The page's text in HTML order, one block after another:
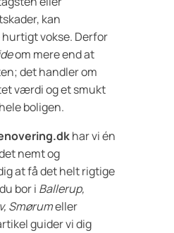
kan
vokse. Derfor
om mere end at
det handler om
værdi og et smukt
boligen.
har vi én
nemt og
at få det helt rigtige
bor i Ballerup,
Smørumeller
guider vi dig